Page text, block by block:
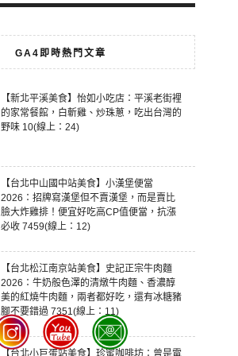
GA4即時熱門文章
【新北平溪美食】怡如小吃店：平溪老街裡
的家常餐館，白斬雞、炒珠蔥，吃出台灣的
野味 10(線上：24)
【台北中山國中站美食】小漢堡便當
2026：招牌寫漢堡但不賣漢堡，而是賣比
臉大炸雞排！便宜好吃高CP值便當，抗漲
必收 7459(線上：12)
【台北松江南京站美食】史記正宗牛肉麵
2026：牛奶般色澤的清燉牛肉麵、香濃醇
美的紅燒牛肉麵，兩者都好吃，還有冰糖豬
腳不要錯過 7351(線上：11)
【台北小巨蛋站美食】珍蜜咖啡坊：曾是電